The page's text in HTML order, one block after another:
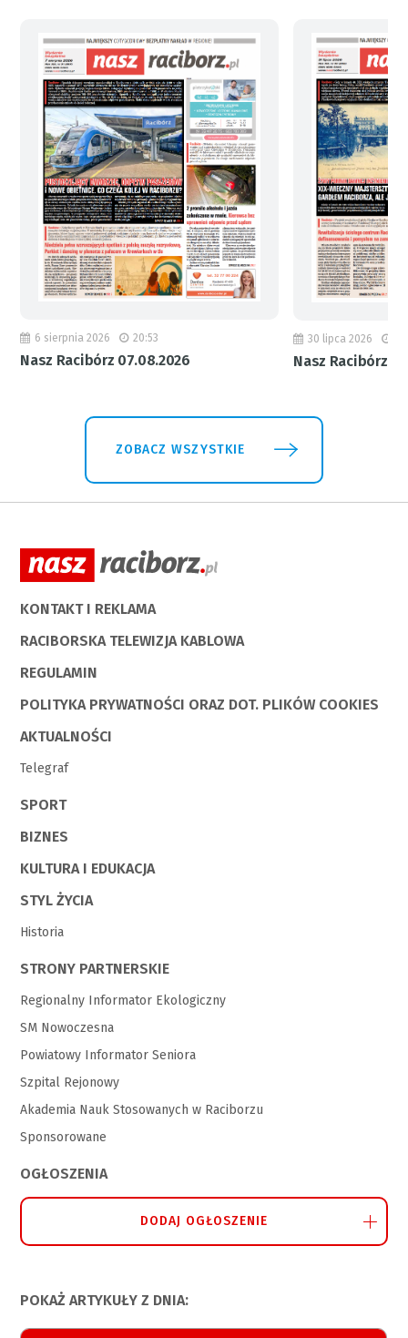
6 sierpnia 2026 20:53
Nasz Racibórz 07.08.2026
30 lipca 2026
Nasz Racibórz
ZOBACZ WSZYSTKIE
KONTAKT I REKLAMA
RACIBORSKA TELEWIZJA KABLOWA
REGULAMIN
POLITYKA PRYWATNOŚCI ORAZ DOT. PLIKÓW COOKIES
AKTUALNOŚCI
Telegraf
SPORT
BIZNES
KULTURA I EDUKACJA
STYL ŻYCIA
Historia
STRONY PARTNERSKIE
Regionalny Informator Ekologiczny
SM Nowoczesna
Powiatowy Informator Seniora
Szpital Rejonowy
Akademia Nauk Stosowanych w Raciborzu
Sponsorowane
OGŁOSZENIA
DODAJ OGŁOSZENIE
POKAŻ ARTYKUŁY Z DNIA: